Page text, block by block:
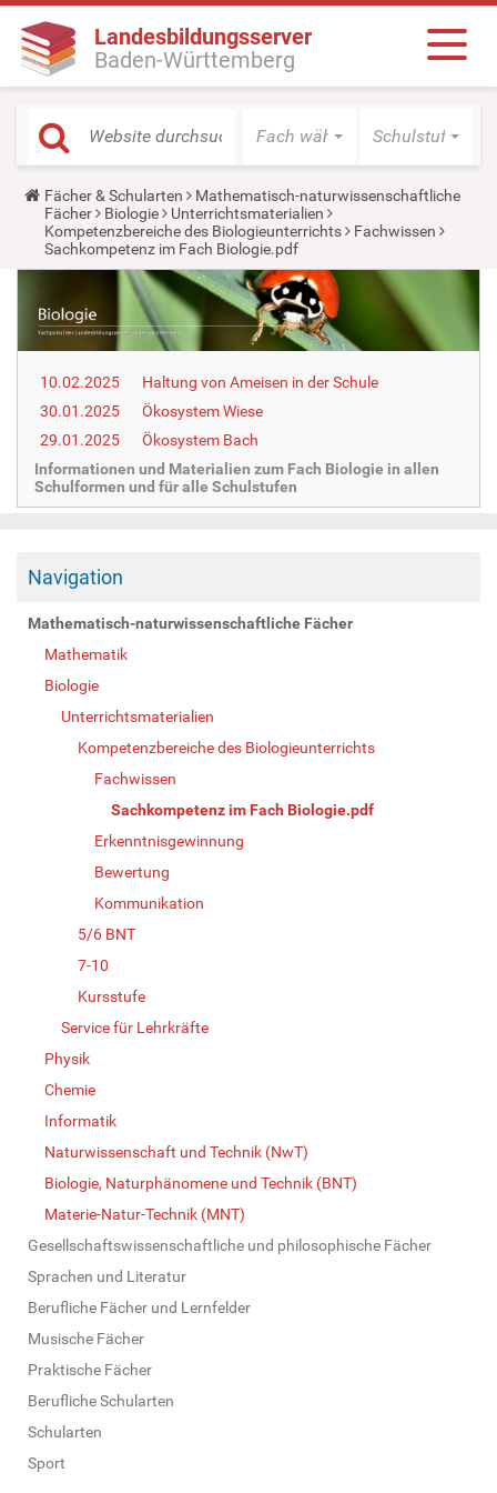
Landesbildungsserver
Baden-Württemberg
Fach wählen Schulstufe
Y
o
u
a
r
e
r
e
Fächer & Schularten
Mathematisch-naturwissenschaftliche
Fächer
Biologie
Unterrichtsmaterialien
Kompetenzbereiche des Biologieunterrichts
Fachwissen
Sachkompetenz im Fach Biologie.pdf
10.02.2025
Haltung von Ameisen in der Schule
30.01.2025
Ökosystem Wiese
29.01.2025
Ökosystem Bach
Informationen und Materialien zum Fach Biologie in allen
Schulformen und für alle Schulstufen
Navigation
Mathematisch-naturwissenschaftliche Fächer
Mathematik
Biologie
Unterrichtsmaterialien
Kompetenzbereiche des Biologieunterrichts
Fachwissen
Sachkompetenz im Fach Biologie.pdf
Erkenntnisgewinnung
Bewertung
Kommunikation
5/6 BNT
7-10
Kursstufe
Service für Lehrkräfte
Physik
Chemie
Informatik
Naturwissenschaft und Technik (NwT)
Biologie, Naturphänomene und Technik (BNT)
Materie-Natur-Technik (MNT)
Gesellschaftswissenschaftliche und philosophische Fächer
Sprachen und Literatur
Berufliche Fächer und Lernfelder
Musische Fächer
Praktische Fächer
Berufliche Schularten
Schularten
Sport